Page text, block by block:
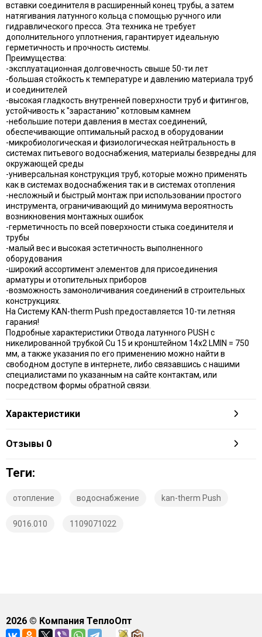
вставки соединителя в расширенный конец трубы, а затем
натягивания латунного кольца с помощью ручного или
гидравлического пресса. Эта техника не требует
дополнительного уплотнения, гарантирует идеальную
герметичность и прочность системы.
Преимущества:
-эксплуатационная долговечность свыше 50-ти лет
-большая стойкость к температуре и давлению материала труб
и соединителей
-высокая гладкость внутренней поверхности труб и фитингов,
устойчивость к "зарастанию" котловым камнем
-небольшие потери давления в местах соединений,
обеспечивающие оптимальный расход в оборудовании
-микробиологическая и физиологическая нейтральность в
системах питьевого водоснабжения, материалы безвредны для
окружающей среды
-универсальная конструкция труб, которые можно применять
как в системах водоснабжения так и в системах отопления
-несложный и быстрый монтаж при использовании простого
инструмента, ограничивающий до минимума вероятность
возникновения монтажных ошибок
-герметичность по всей поверхности стыка соединителя и
трубы
-малый вес и высокая эстетичность выполненного
оборудования
-широкий ассортимент элементов для присоединения
арматуры и отопительных приборов
-возможность замоноличивания соединений в строительных
конструкциях.
На Систему KAN-therm Push предоставляется 10-ти летняя
гарания!
Подробные характеристики Отвода латунного PUSH с
никелированной трубкой Cu 15 и кронштейном 14х2 LMIN = 750
мм, а также указания по его применению можно найти в
свободном доступе в интернете, либо связавшись с нашими
специалистами по указанным на сайте контактам, или
посредством формы обратной связи.
Характеристики
Отзывы 0
Теги:
отопление водоснабжение kan-therm Push
9016.010 1109071022
2026© Компания ТеплоОпт